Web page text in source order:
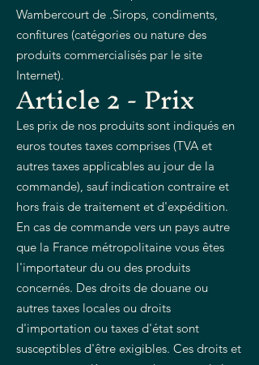
Wambercourt de .Sirops, condiments,
confitures (catégories ou nature des
produits commercialisés par le site
Internet).
Article 2 - Prix
Les prix de nos produits sont indiqués en
euros toutes taxes comprises (TVA et
autres taxes applicables au jour de la
commande), sauf indication contraire et
hors frais de traitement et d'expédition.
En cas de commande vers un pays autre
que la France métropolitaine vous êtes
l'importateur du ou des produits
concernés. Des droits de douane ou
autres taxes locales ou droits
d'importation ou taxes d'état sont
susceptibles d'être exigibles. Ces droits et